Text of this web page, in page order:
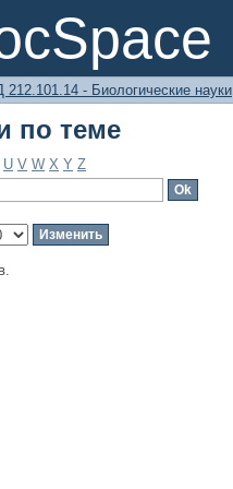
по теме
212.101.14 - Биологические науки
по теме
U V W X Y Z